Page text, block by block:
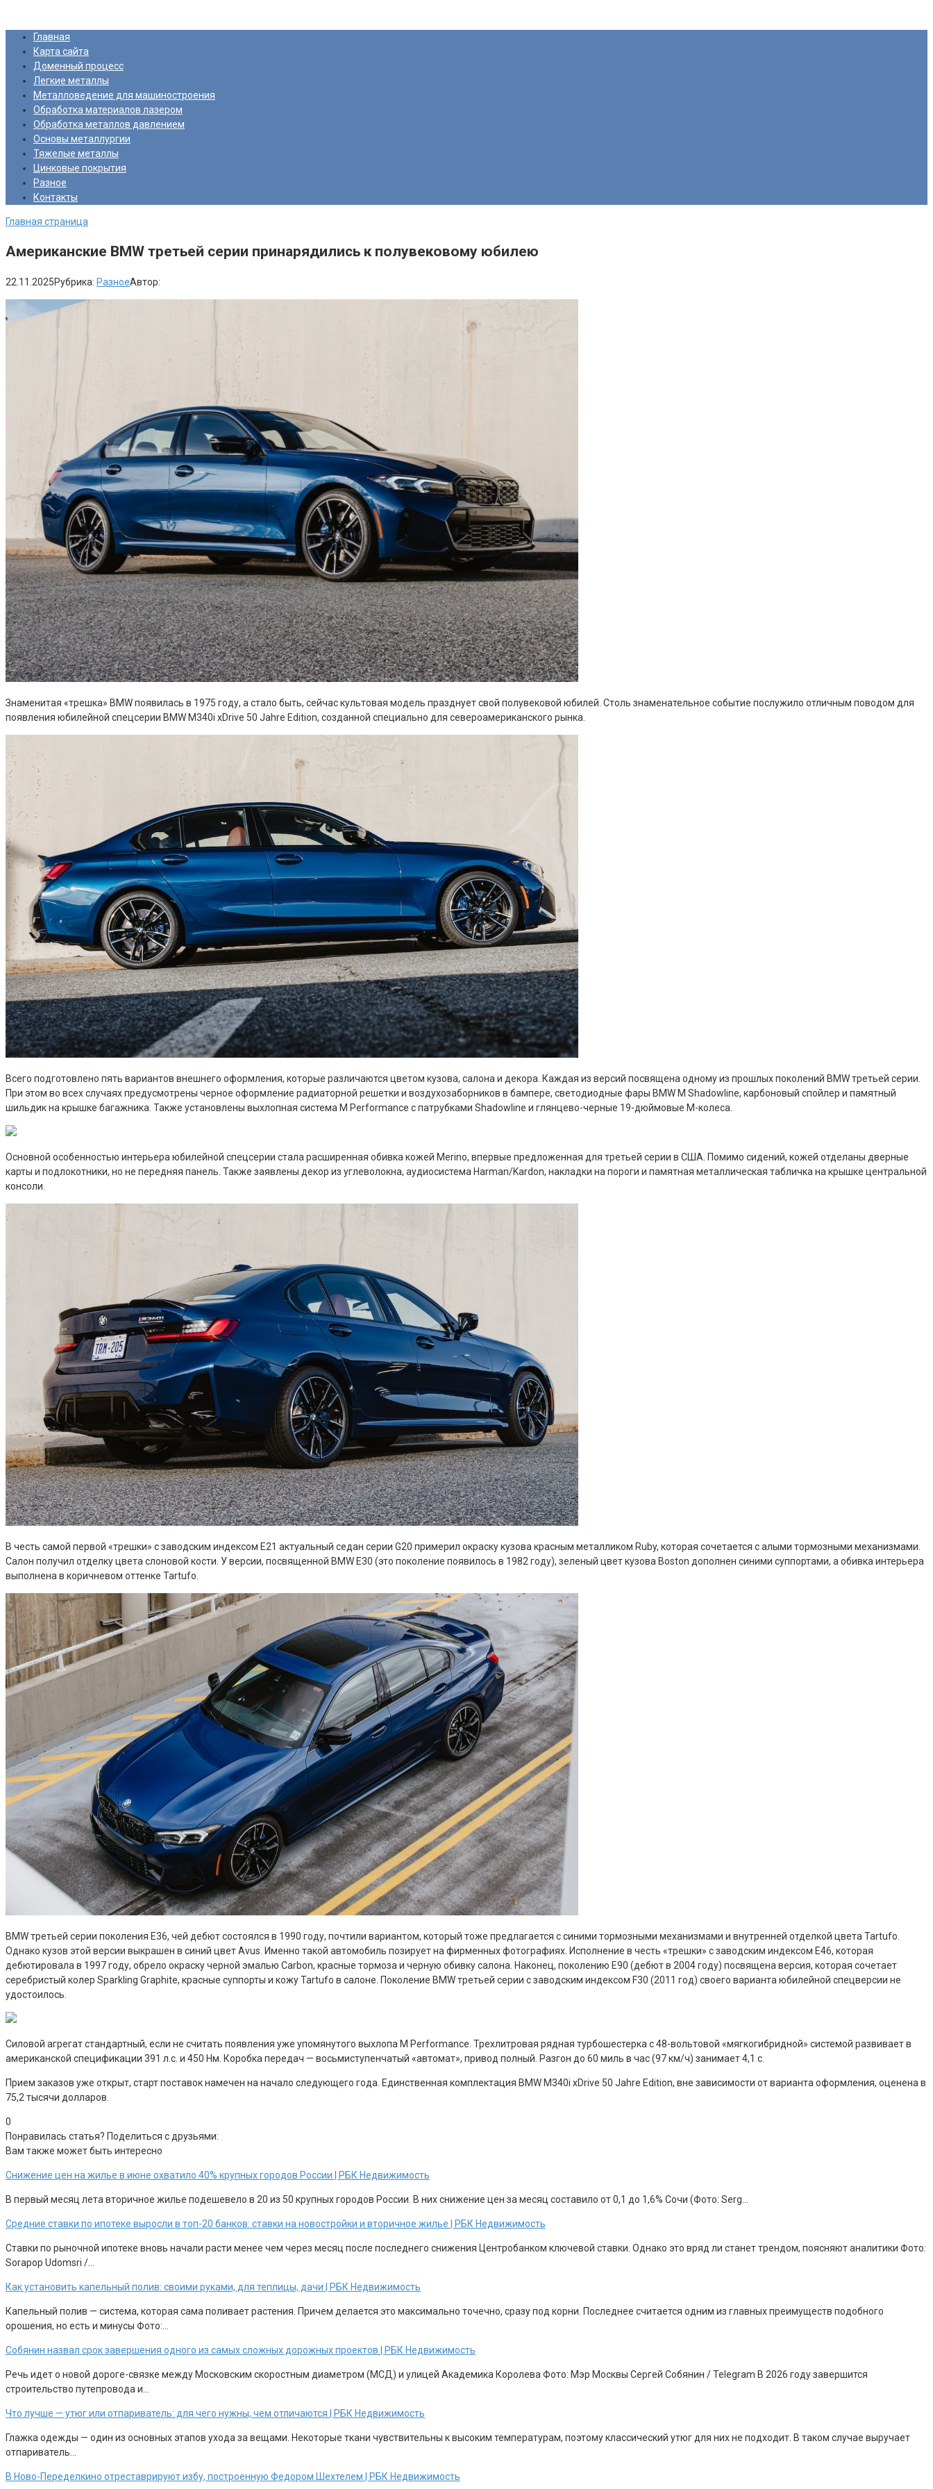
контентуГлавная
Карта сайта
Доменный процесс
Легкие металлы
Металловедение для машиностроения
Обработка материалов лазером
Обработка металлов давлением
Основы металлургии
Тяжелые металлы
Цинковые покрытия
Разное
Контакты
Главная страница
Американские BMW третьей серии принарядились к полувековому юбилею
22.11.2025Рубрика: РазноеАвтор:
Знаменитая «трешка» BMW появилась в 1975 году, а стало быть, сейчас культовая модель празднует свой полувековой юбилей. Столь знаменательное событие послужило отличным поводом для
появления юбилейной спецсерии BMW M340i xDrive 50 Jahre Edition, созданной специально для североамериканского рынка.
Всего подготовлено пять вариантов внешнего оформления, которые различаются цветом кузова, салона и декора. Каждая из версий посвящена одному из прошлых поколений BMW третьей серии.
При этом во всех случаях предусмотрены черное оформление радиаторной решетки и воздухозаборников в бампере, светодиодные фары BMW M Shadowline, карбоновый спойлер и памятный
шильдик на крышке багажника. Также установлены выхлопная система M Performance с патрубками Shadowline и глянцево-черные 19-дюймовые M-колеса.
Основной особенностью интерьера юбилейной спецсерии стала расширенная обивка кожей Merino, впервые предложенная для третьей серии в США. Помимо сидений, кожей отделаны дверные
карты и подлокотники, но не передняя панель. Также заявлены декор из углеволокна, аудиосистема Harman/Kardon, накладки на пороги и памятная металлическая табличка на крышке центральной
консоли.
В честь самой первой «трешки» с заводским индексом E21 актуальный седан серии G20 примерил окраску кузова красным металликом Ruby, которая сочетается с алыми тормозными механизмами.
Салон получил отделку цвета слоновой кости. У версии, посвященной BMW E30 (это поколение появилось в 1982 году), зеленый цвет кузова Boston дополнен синими суппортами, а обивка интерьера
выполнена в коричневом оттенке Tartufo.
BMW третьей серии поколения E36, чей дебют состоялся в 1990 году, почтили вариантом, который тоже предлагается с синими тормозными механизмами и внутренней отделкой цвета Tartufo.
Однако кузов этой версии выкрашен в синий цвет Avus. Именно такой автомобиль позирует на фирменных фотографиях. Исполнение в честь «трешки» с заводским индексом E46, которая
дебютировала в 1997 году, обрело окраску черной эмалью Carbon, красные тормоза и черную обивку салона. Наконец, поколению E90 (дебют в 2004 году) посвящена версия, которая сочетает
серебристый колер Sparkling Graphite, красные суппорты и кожу Tartufo в салоне. Поколение BMW третьей серии с заводским индексом F30 (2011 год) своего варианта юбилейной спецверсии не
удостоилось.
Силовой агрегат стандартный, если не считать появления уже упомянутого выхлопа M Performance. Трехлитровая рядная турбошестерка с 48-вольтовой «мягкогибридной» системой развивает в
американской спецификации 391 л.с. и 450 Нм. Коробка передач — восьмиступенчатый «автомат», привод полный. Разгон до 60 миль в час (97 км/ч) занимает 4,1 с.
Прием заказов уже открыт, старт поставок намечен на начало следующего года. Единственная комплектация BMW M340i xDrive 50 Jahre Edition, вне зависимости от варианта оформления, оценена в
75,2 тысячи долларов.
0
Понравилась статья? Поделиться с друзьями:
Вам также может быть интересно
Снижение цен на жилье в июне охватило 40% крупных городов России | РБК Недвижимость
В первый месяц лета вторичное жилье подешевело в 20 из 50 крупных городов России. В них снижение цен за месяц составило от 0,1 до 1,6% Сочи (Фото: Serg…
Средние ставки по ипотеке выросли в топ-20 банков: ставки на новостройки и вторичное жилье | РБК Недвижимость
Ставки по рыночной ипотеке вновь начали расти менее чем через месяц после последнего снижения Центробанком ключевой ставки. Однако это вряд ли станет трендом, поясняют аналитики Фото:
Sorapop Udomsri /…
Как установить капельный полив: своими руками, для теплицы, дачи | РБК Недвижимость
Капельный полив — система, которая сама поливает растения. Причем делается это максимально точечно, сразу под корни. Последнее считается одним из главных преимуществ подобного
орошения, но есть и минусы Фото:…
Собянин назвал срок завершения одного из самых сложных дорожных проектов | РБК Недвижимость
Речь идет о новой дороге-связке между Московским скоростным диаметром (МСД) и улицей Академика Королева Фото: Мэр Москвы Сергей Собянин / Telegram В 2026 году завершится
строительство путепровода и…
Что лучше — утюг или отпариватель: для чего нужны, чем отличаются | РБК Недвижимость
Глажка одежды — один из основных этапов ухода за вещами. Некоторые ткани чувствительны к высоким температурам, поэтому классический утюг для них не подходит. В таком случае выручает
отпариватель…
В Ново-Переделкино отреставрируют избу, построенную Федором Шехтелем | РБК Недвижимость